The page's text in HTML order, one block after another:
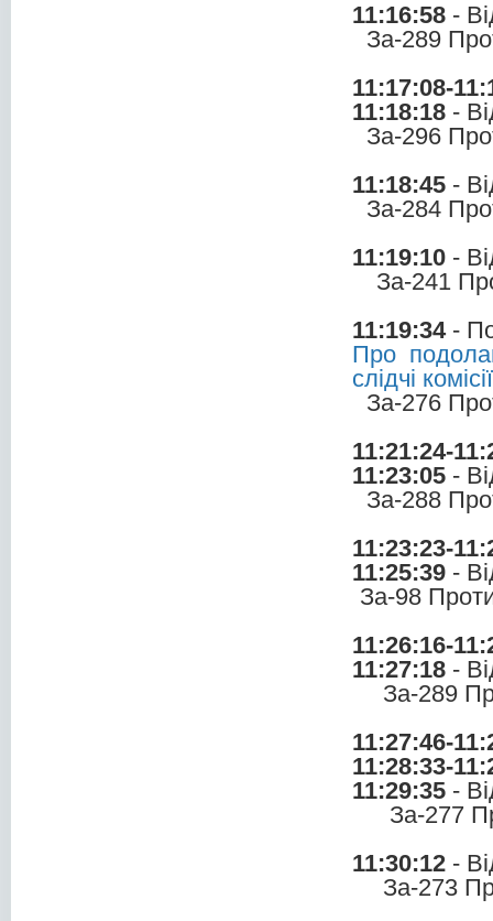
11:16:58 -
За-289
11:17:08-
11:18:18 -
За-296
11:18:45 -
За-284
11:19:10 -
За-241
11:19:34-
Про
слідчі
За-276
11:21:24-
11:23:05 -
За-288
11:23:23-
11:25:39 -
За-98
11:26:16-
11:27:18 -
За-289
11:27:46-
11:28:33-
11:29:35 -
За-277
11:30:12 -
За-273